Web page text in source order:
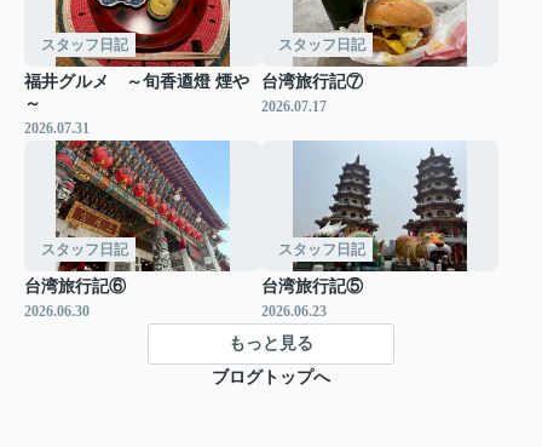
スタッフ日記
福井グルメ ～旬香逎燈 煙や
～
2026.07.31
スタッフ日記
台湾旅行記⑦
2026.07.17
スタッフ日記
台湾旅行記⑥
2026.06.30
スタッフ日記
台湾旅行記⑤
2026.06.23
もっと見る
ブログトップへ